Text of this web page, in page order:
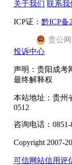
关于我们 联系我
ICP证： 黔ICP备
贵公网
投诉中心
声明：贵阳成考
最终解释权
本站地址：贵州
0512
咨询电话：
Copyright 2007-
可信网站信用评